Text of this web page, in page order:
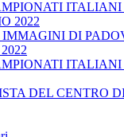
ITALIANI
2022
DI
ITALIANI
DEL CENTRO